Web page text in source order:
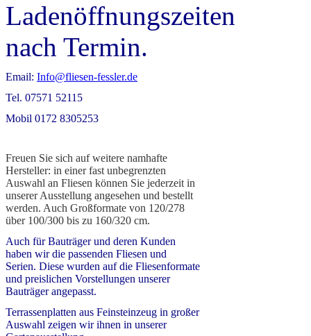
Ladenöffnungszeiten
nach Termin.
Email: Info@fliesen-fessler.de
Tel. 07571 52115
Mobil 0172 8305253
Freuen Sie sich auf weitere namhafte
Hersteller: in einer fast unbegrenzten
Auswahl an Fliesen können Sie jederzeit in
unserer Ausstellung angesehen und bestellt
werden. Auch Großformate von 120/278
über 100/300 bis zu 160/320 cm.
Auch für Bauträger und deren Kunden
haben wir die passenden Fliesen und
Serien. Diese wurden auf die Fliesenformate
und preislichen Vorstellungen unserer
Bauträger angepasst.
Terrassenplatten aus Feinsteinzeug in großer
Auswahl zeigen wir ihnen in unserer